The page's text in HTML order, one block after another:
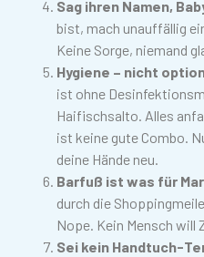
Sag ihren Namen,
bist, mach unauffällig
Keine Sorge, niemand
Hygiene – nicht
ist ohne
Haifischsalto. Alles
ist keine gute Combo.
deine Hände neu.
Barfuß ist was für
durch die
Nope. Kein Mensch will
Sei kein Handtuch-